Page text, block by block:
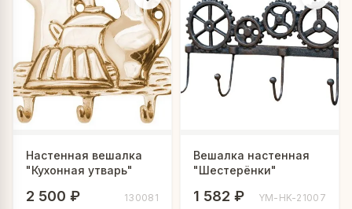
Настенная вешалка
"Кухонная утварь"
2 500 ₽ 130081
Вешалка настенная
"Шестерёнки"
1 582 ₽ YM-HK-21007